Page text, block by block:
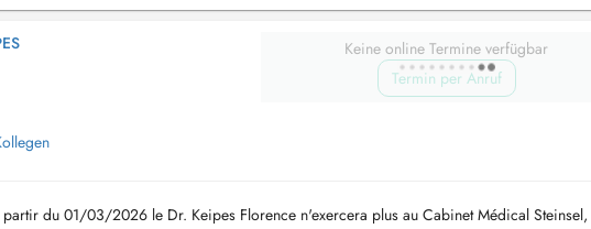
Keine online Termine verfügbar
Termin per Anruf
partir du 01/03/2026 le Dr. Keipes Florence n'exercera plus au Cabinet Médical